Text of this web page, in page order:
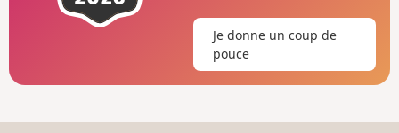
Je donne un coup de
pouce